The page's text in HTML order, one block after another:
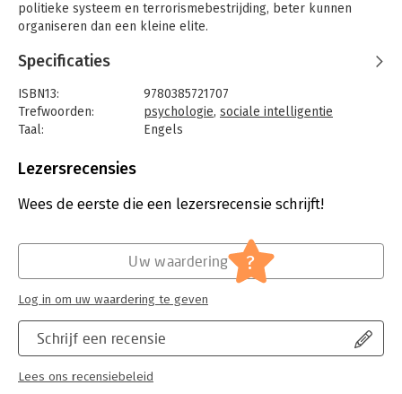
politieke systeem en terrorismebestrijding, beter kunnen
organiseren dan een kleine elite.
Specificaties
ISBN13:
9780385721707
Trefwoorden:
psychologie, sociale intelligentie
Taal:
Engels
Aantal pagina's:
Druk:
1
Economie
Jongbloed:
Recht algemeen - Rechtspsychologie
Lezersrecensies
Wees de eerste die een lezersrecensie schrijft!
Schrijf een recensie
Lees ons recensiebeleid
Uw waardering ?
Log in om uw waardering te geven